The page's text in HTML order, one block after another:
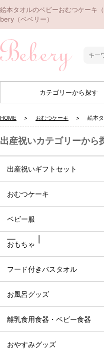
絵本タオルのベビーおむつケーキ
bery（ベベリー）
カテゴリーから探す
HOME おむつケーキ 絵本
出産祝いカテゴリーから
出産祝いギフトセット
おむつケーキ
ベビー服
おもちゃ
フード付きバスタオル
お風呂グッズ
離乳食用食器・ベビー食器
おやすみグッズ